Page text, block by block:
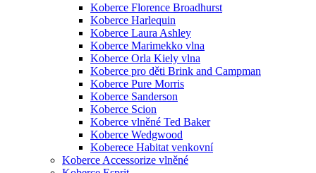
Koberce Florence Broadhurst
Koberce Harlequin
Koberce Laura Ashley
Koberce Marimekko vlna
Koberce Orla Kiely vlna
Koberce pro děti Brink and Campman
Koberce Pure Morris
Koberce Sanderson
Koberce Scion
Koberce vlněné Ted Baker
Koberce Wedgwood
Koberece Habitat venkovní
Koberce Accessorize vlněné